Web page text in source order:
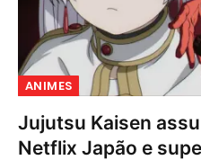
ANIMES
Jujutsu Kaisen
Netflix Japão e